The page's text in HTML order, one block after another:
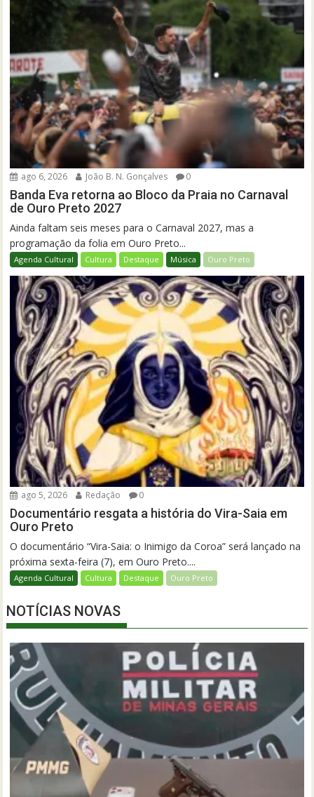
ago 6, 2026 João B. N. Gonçalves 0
Banda Eva retorna ao Bloco da Praia no Carnaval
de Ouro Preto 2027
Ainda faltam seis meses para o Carnaval 2027, mas a
programação da folia em Ouro Preto...
Agenda Cultural Cultura Destaque Música Ouro Preto
ago 5, 2026 Redação 0
Documentário resgata a história do Vira-Saia em
Ouro Preto
O documentário “Vira-Saia: o Inimigo da Coroa” será lançado na
próxima sexta-feira (7), em Ouro Preto....
Agenda Cultural Cultura Destaque Ouro Preto
NOTÍCIAS NOVAS